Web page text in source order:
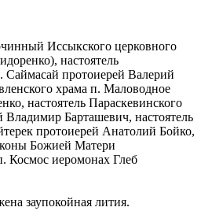
Иссыкского церковного
настоятель
Саймасай протоиерей Валерий
храма п. Маловодное
настоятель Параскевинского
Владимир Барташевич, настоятель
протоиерей Анатолий Бойко,
Божией Матери
иеромонах Глеб
заупокойная лития.